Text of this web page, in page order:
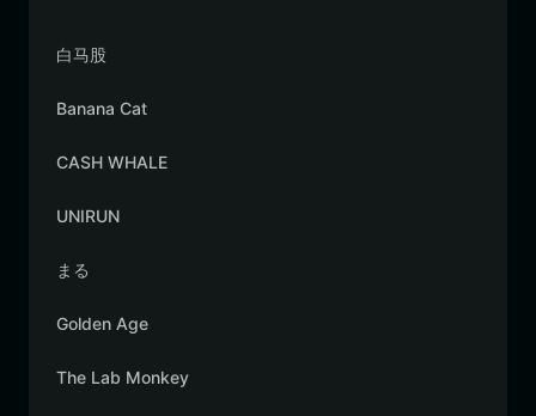
白马股
Banana Cat
CASH WHALE
UNIRUN
まる
Golden Age
The Lab Monkey